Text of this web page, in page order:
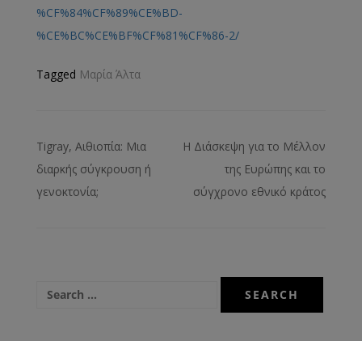
%CF%84%CF%89%CE%BD-
%CE%BC%CE%BF%CF%81%CF%86-2/
Tagged Μαρία Άλτα
Tigray, Αιθιοπία: Μια
διαρκής σύγκρουση ή
γενοκτονία;
Η Διάσκεψη για το Μέλλον
της Ευρώπης και το
σύγχρονο εθνικό κράτος